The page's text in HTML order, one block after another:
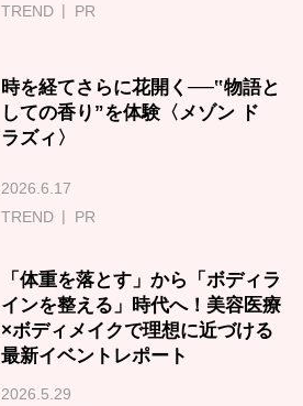
TREND
PR
時を経てさらに花開く──‟物語と
しての香り”を体験〈メゾン ド
ラズィ〉
2026.6.17
TREND
PR
「体重を落とす」から「ボディラ
インを整える」時代へ！美容医療
×ボディメイクで理想に近づける
最新イベントレポート
2026.5.29